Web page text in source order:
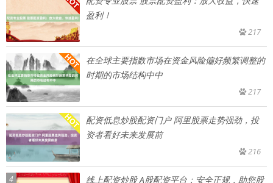
盈利！
217
在全球主要指数市场在资金风险偏好频繁调整的
时期的市场结构中中
217
配资低息炒股配资门户 阿里股票走势强劲，投
资者看好未来发展前
216
4 线上配资炒股 A股配资平台：安全正规，助您股